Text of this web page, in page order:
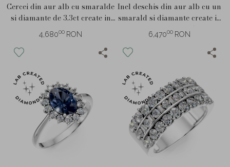
Cercei din aur alb cu smaralde
si diamante de 3.3ct create in
laborator
4,68000 RON
Inel deschis din aur alb cu un
smarald si diamante create in
laborator de 4.5ct
6,47000 RON